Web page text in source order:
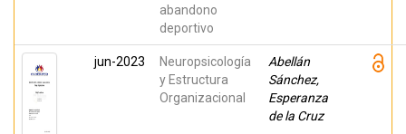
abandono
deportivo
jun-2023
Neuropsicología
y Estructura
Organizacional
Abellán
Sánchez,
Esperanza
de la Cruz